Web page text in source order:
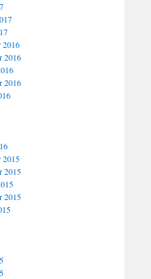
2016
2016
2016
2015
2015
2015